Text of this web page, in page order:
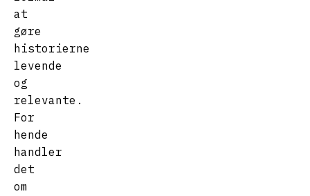
at
gøre
historierne
levende
og
relevante.
For
hende
handler
det
om